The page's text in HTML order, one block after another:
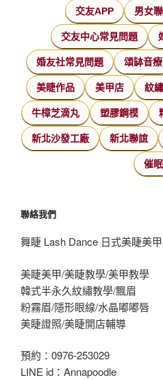
交友APP 男女
交友中心常見問題
婚友社常見問題 頌缽音療
美睫作品 美甲店 紋
牛樟芝滴丸 塑膠鋼模
新北沙發工廠 新北聯誼
催眠
聯絡我們
舞睫 Lash Dance 日式美睫美甲
美睫美甲/美睫教學/美甲教學
韓式半永久紋繡教學/飄眉
粉霧眉/隱形眼線/水晶嘟嘟唇
美睫證照/美睫開店輔導
預約：0976-253029
LINE id：Annapoodle